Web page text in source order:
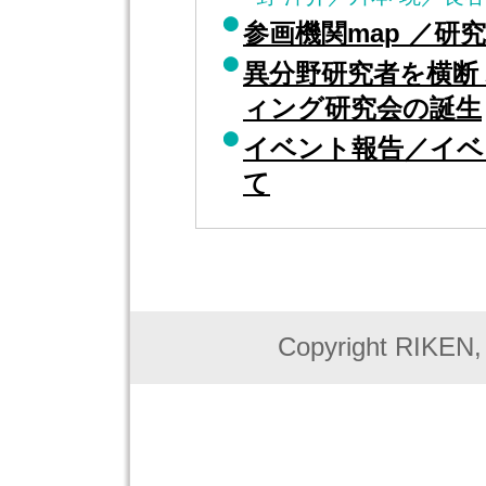
参画機関map ／研
異分野研究者を横
ィング研究会の誕生
イベント報告／イ
て
Copyright